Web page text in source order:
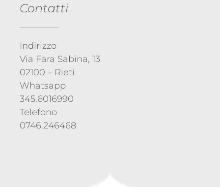
Contatti
Indirizzo
Via Fara Sabina, 13
02100 – Rieti
Whatsapp
345.6016990
Telefono
0746.246468